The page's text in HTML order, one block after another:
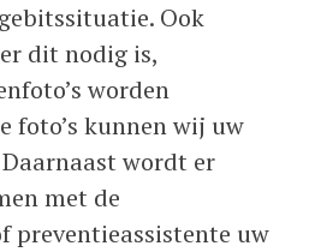
Ook
dit nodig is,
worden
foto’s kunnen wij uw
wordt er
met de
preventieassistente uw